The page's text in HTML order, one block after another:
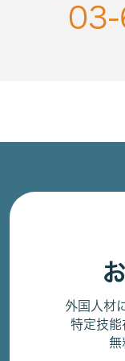
外国人材
特定技能
無